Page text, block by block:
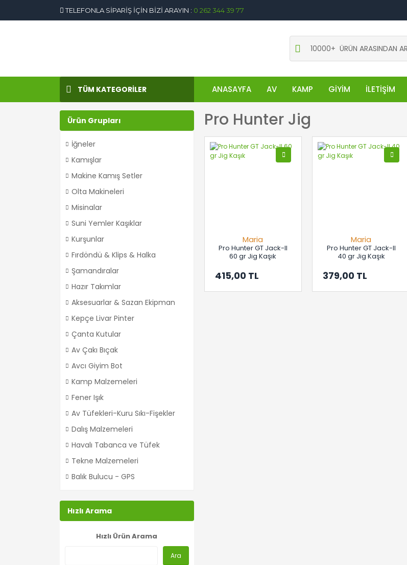
TELEFONLA SİPARİŞ İÇİN BİZİ ARAYIN : 0 262 344 39 77
TÜM KATEGORİLER ANASAYFA AV KAMP GİYİM İLETİŞİM
Ürün Grupları
İğneler
Kamışlar
Makine Kamış Setler
Olta Makineleri
Misinalar
Suni Yemler Kaşıklar
Kurşunlar
Fırdöndü & Klips & Halka
Şamandıralar
Hazır Takımlar
Aksesuarlar & Sazan Ekipman
Kepçe Livar Pinter
Çanta Kutular
Av Çakı Bıçak
Avcı Giyim Bot
Kamp Malzemeleri
Fener Işık
Av Tüfekleri-Kuru Sıkı-Fişekler
Dalış Malzemeleri
Havalı Tabanca ve Tüfek
Tekne Malzemeleri
Balık Bulucu - GPS
Hızlı Arama
Hızlı Ürün Arama
Ara
Pro Hunter Jig
Maria
Pro Hunter GT Jack-II
60 gr Jig Kaşık
415,00 TL
Maria
Pro Hunter GT Jack-II
40 gr Jig Kaşık
379,00 TL